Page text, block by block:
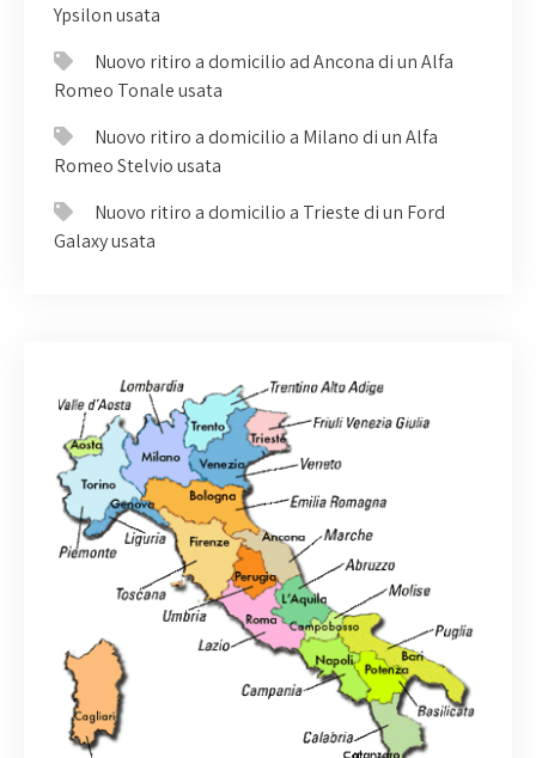
Ypsilon usata
Nuovo ritiro a domicilio ad Ancona di un Alfa
Romeo Tonale usata
Nuovo ritiro a domicilio a Milano di un Alfa
Romeo Stelvio usata
Nuovo ritiro a domicilio a Trieste di un Ford
Galaxy usata